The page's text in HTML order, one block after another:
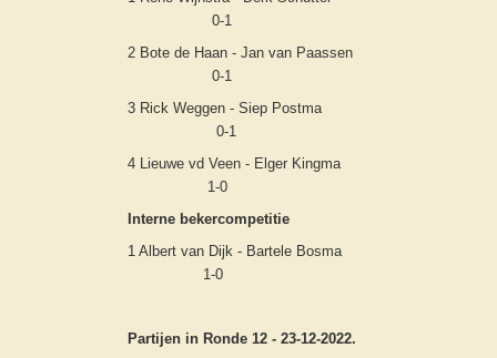
0-1
2 Bote de Haan - Jan van Paassen
0-1
3 Rick Weggen - Siep Postma
0-1
4 Lieuwe vd Veen - Elger Kingma
1-0
Interne bekercompetitie
1 Albert van Dijk - Bartele Bosma
1-0
Partijen in Ronde 12 - 23-12-2022.